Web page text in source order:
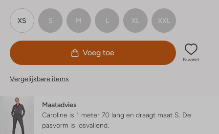
XS S M L XL XXL
Voeg toe
Favoriet
Vergelijkbare items
Maatadvies
Caroline is 1 meter 70 lang en draagt maat S. De
pasvorm is losvallend